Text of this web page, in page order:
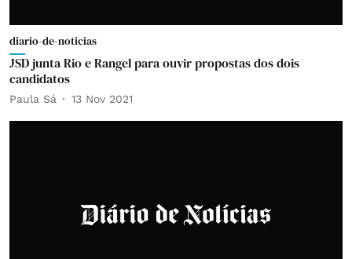
diario-de-noticias
JSD junta Rio e Rangel para ouvir propostas dos dois
candidatos
Paula Sá 13 Nov 2021